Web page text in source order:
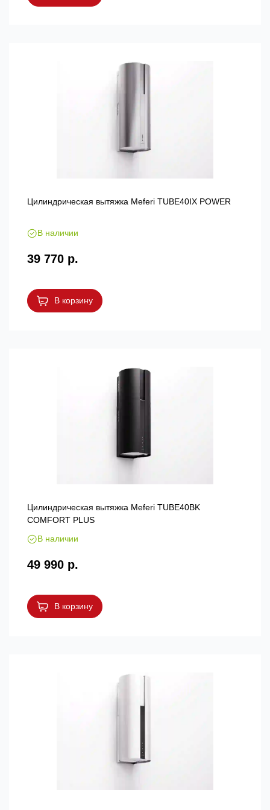
Цилиндрическая вытяжка Meferi TUBE40IX POWER
В наличии
39 770 р.
В корзину
Цилиндрическая вытяжка Meferi TUBE40BK
COMFORT PLUS
В наличии
49 990 р.
В корзину